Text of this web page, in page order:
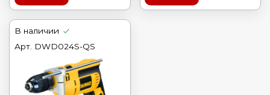
В наличии
Арт. DWD024S-QS